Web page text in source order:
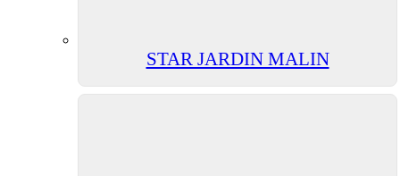
STAR JARDIN MALIN